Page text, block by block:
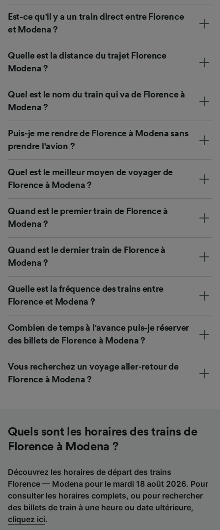
Est-ce qu'il y a un train direct entre Florence
et Modena ?
Quelle est la distance du trajet Florence
Modena ?
Quel est le nom du train qui va de Florence à
Modena ?
Puis-je me rendre de Florence à Modena sans
prendre l'avion ?
Quel est le meilleur moyen de voyager de
Florence à Modena ?
Quand est le premier train de Florence à
Modena ?
Quand est le dernier train de Florence à
Modena ?
Quelle est la fréquence des trains entre
Florence et Modena ?
Combien de temps à l'avance puis-je réserver
des billets de Florence à Modena ?
Vous recherchez un voyage aller-retour de
Florence à Modena ?
Quels sont les horaires des trains de
Florence à Modena ?
Découvrez les horaires de départ des trains
Florence — Modena pour le mardi 18 août 2026. Pour
consulter les horaires complets, ou pour rechercher
des billets de train à une heure ou date ultérieure,
cliquez ici.